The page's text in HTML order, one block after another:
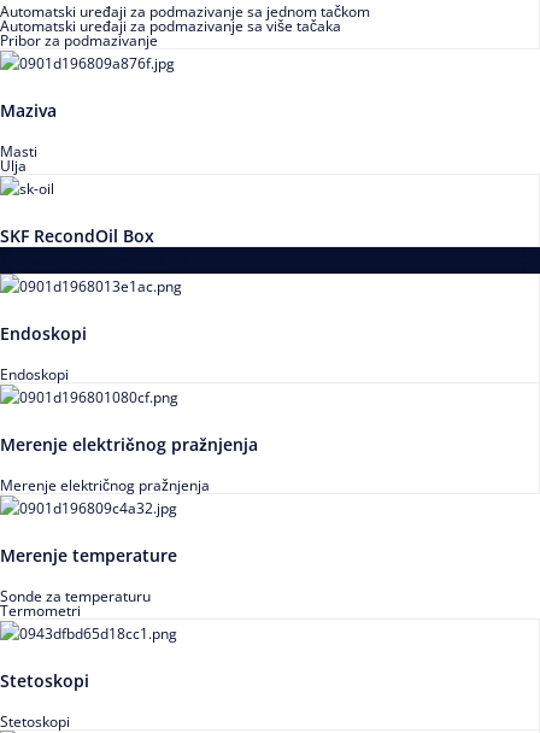
Automatski uređaji za podmazivanje sa jednom tačkom
Automatski uređaji za podmazivanje sa više tačaka
Pribor za podmazivanje
Maziva
Masti
Ulja
SKF RecondOil Box
Endoskopi
Endoskopi
Merenje električnog pražnjenja
Merenje električnog pražnjenja
Merenje temperature
Sonde za temperaturu
Termometri
Stetoskopi
Stetoskopi